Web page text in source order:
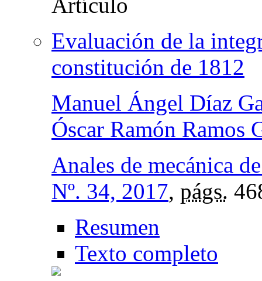
Evaluación de la
constitución de 1812
Manuel Ángel Díaz
Óscar Ramón Ramos
Anales de mecánica
Nº. 34, 2017, págs.
Resumen
Texto completo